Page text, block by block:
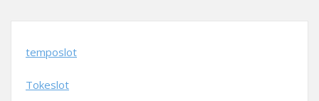
temposlot
Tokeslot